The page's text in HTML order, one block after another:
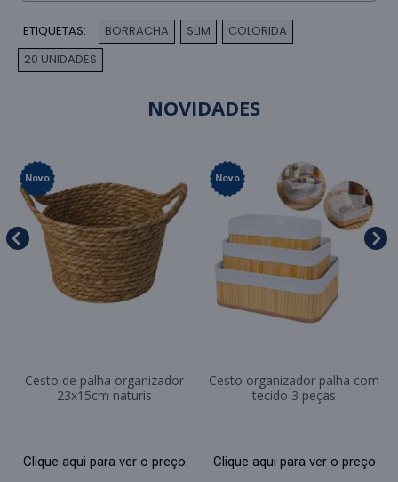
ETIQUETAS: BORRACHA SLIM COLORIDA
20 UNIDADES
NOVIDADES
Novo
Cesto de palha organizador
23x15cm naturis
Clique aqui para ver o preço
Novo
Cesto organizador palha com
tecido 3 peças
Clique aqui para ver o preço